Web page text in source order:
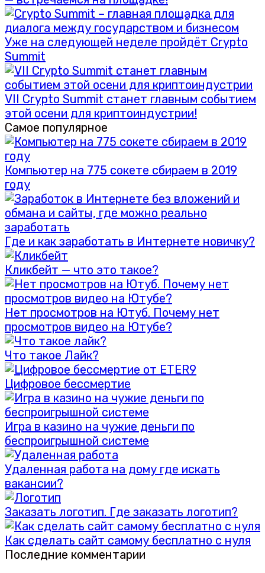
Уже на следующей неделе пройдёт Crypto
Summit
VII Crypto Summit станет главным событием
этой осени для криптоиндустрии!
Самое популярное
Компьютер на 775 сокете сбираем в 2019
году
Где и как заработать в Интернете новичку?
Кликбейт — что это такое?
Нет просмотров на Ютуб. Почему нет
просмотров видео на Ютубе?
Что такое Лайк?
Цифровое бессмертие
Игра в казино на чужие деньги по
беспроигрышной системе
Удаленная работа на дому где искать
вакансии?
Заказать логотип. Где заказать логотип?
Как сделать сайт самому бесплатно с нуля
Последние комментарии